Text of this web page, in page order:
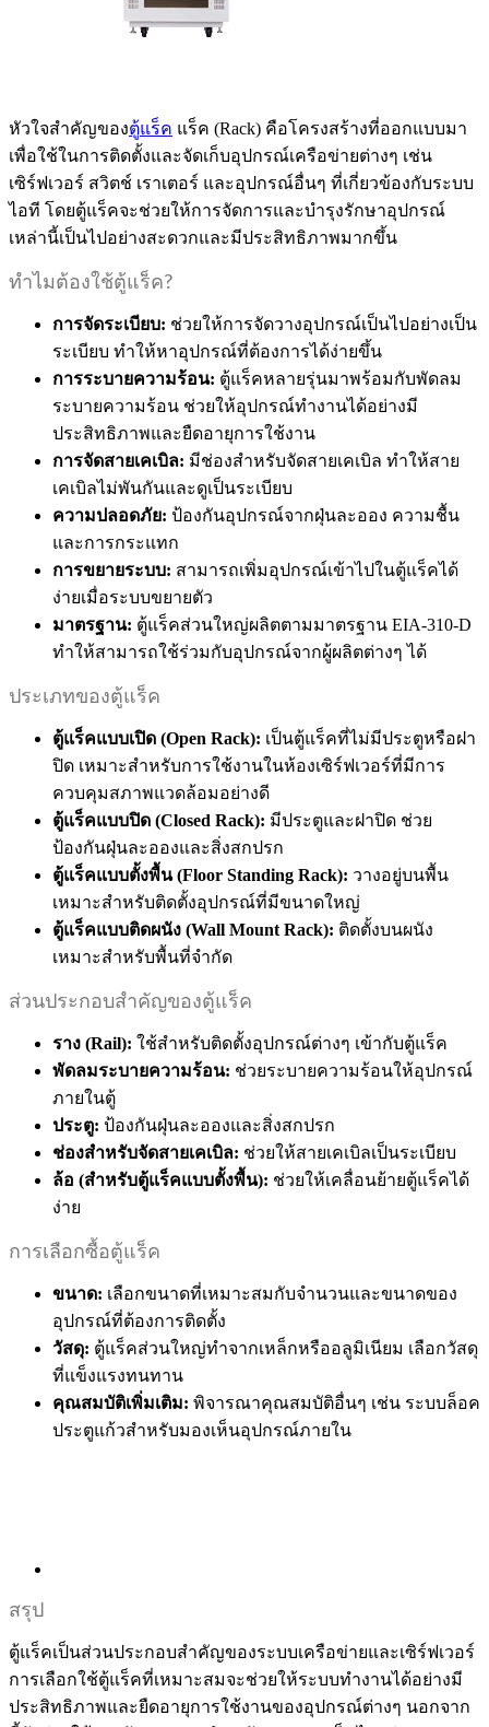
หัวใจสำคัญของตู้แร็ค แร็ค (Rack) คือโครงสร้างที่ออกแบบมา
เพื่อใช้ในการติดตั้งและจัดเก็บอุปกรณ์เครือข่ายต่างๆ เช่น
เซิร์ฟเวอร์ สวิตช์ เราเตอร์ และอุปกรณ์อื่นๆ ที่เกี่ยวข้องกับระบบ
ไอที โดยตู้แร็คจะช่วยให้การจัดการและบำรุงรักษาอุปกรณ์
เหล่านี้เป็นไปอย่างสะดวกและมีประสิทธิภาพมากขึ้น
ทำไมต้องใช้ตู้แร็ค?
การจัดระเบียบ: ช่วยให้การจัดวางอุปกรณ์เป็นไปอย่างเป็น
ระเบียบ ทำให้หาอุปกรณ์ที่ต้องการได้ง่ายขึ้น
การระบายความร้อน: ตู้แร็คหลายรุ่นมาพร้อมกับพัดลม
ระบายความร้อน ช่วยให้อุปกรณ์ทำงานได้อย่างมี
ประสิทธิภาพและยืดอายุการใช้งาน
การจัดสายเคเบิล: มีช่องสำหรับจัดสายเคเบิล ทำให้สาย
เคเบิลไม่พันกันและดูเป็นระเบียบ
ความปลอดภัย: ป้องกันอุปกรณ์จากฝุ่นละออง ความชื้น
และการกระแทก
การขยายระบบ: สามารถเพิ่มอุปกรณ์เข้าไปในตู้แร็คได้
ง่ายเมื่อระบบขยายตัว
มาตรฐาน: ตู้แร็คส่วนใหญ่ผลิตตามมาตรฐาน EIA-310-D
ทำให้สามารถใช้ร่วมกับอุปกรณ์จากผู้ผลิตต่างๆ ได้
ประเภทของตู้แร็ค
ตู้แร็คแบบเปิด (Open Rack): เป็นตู้แร็คที่ไม่มีประตูหรือฝา
ปิด เหมาะสำหรับการใช้งานในห้องเซิร์ฟเวอร์ที่มีการ
ควบคุมสภาพแวดล้อมอย่างดี
ตู้แร็คแบบปิด (Closed Rack): มีประตูและฝาปิด ช่วย
ป้องกันฝุ่นละอองและสิ่งสกปรก
ตู้แร็คแบบตั้งพื้น (Floor Standing Rack): วางอยู่บนพื้น
เหมาะสำหรับติดตั้งอุปกรณ์ที่มีขนาดใหญ่
ตู้แร็คแบบติดผนัง (Wall Mount Rack): ติดตั้งบนผนัง
เหมาะสำหรับพื้นที่จำกัด
ส่วนประกอบสำคัญของตู้แร็ค
ราง (Rail): ใช้สำหรับติดตั้งอุปกรณ์ต่างๆ เข้ากับตู้แร็ค
พัดลมระบายความร้อน: ช่วยระบายความร้อนให้อุปกรณ์
ภายในตู้
ประตู: ป้องกันฝุ่นละอองและสิ่งสกปรก
ช่องสำหรับจัดสายเคเบิล: ช่วยให้สายเคเบิลเป็นระเบียบ
ล้อ (สำหรับตู้แร็คแบบตั้งพื้น): ช่วยให้เคลื่อนย้ายตู้แร็คได้
ง่าย
การเลือกซื้อตู้แร็ค
ขนาด: เลือกขนาดที่เหมาะสมกับจำนวนและขนาดของ
อุปกรณ์ที่ต้องการติดตั้ง
วัสดุ: ตู้แร็คส่วนใหญ่ทำจากเหล็กหรืออลูมิเนียม เลือกวัสดุ
ที่แข็งแรงทนทาน
คุณสมบัติเพิ่มเติม: พิจารณาคุณสมบัติอื่นๆ เช่น ระบบล็อค
ประตูแก้วสำหรับมองเห็นอุปกรณ์ภายใน
สรุป
ตู้แร็คเป็นส่วนประกอบสำคัญของระบบเครือข่ายและเซิร์ฟเวอร์
การเลือกใช้ตู้แร็คที่เหมาะสมจะช่วยให้ระบบทำงานได้อย่างมี
ประสิทธิภาพและยืดอายุการใช้งานของอุปกรณ์ต่างๆ นอกจาก